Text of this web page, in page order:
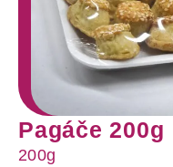
Pagáče 200g
200g